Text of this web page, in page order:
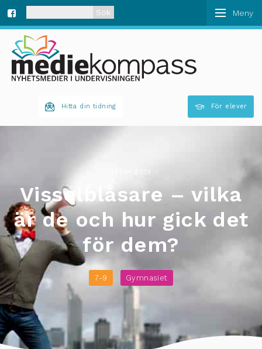
ce
När automatisk komplettering av resultat är
Hitta din tidning För elever
14 jan 2019
Visselblåsare – vilka
är de och hur gick det
för dem?
7-9 Gymnasiet